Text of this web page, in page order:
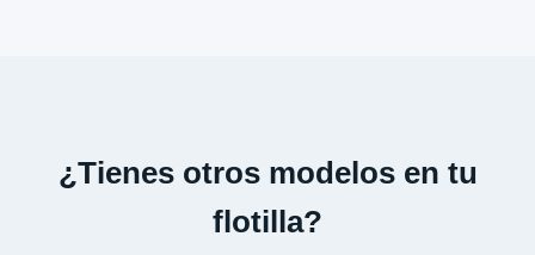
¿Tienes otros modelos en tu
flotilla?